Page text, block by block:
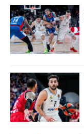
con el
e
publicidad
publicidad